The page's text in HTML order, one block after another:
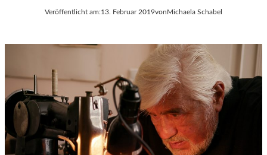
Veröffentlicht am:13. Februar 2019von Michaela Schabel